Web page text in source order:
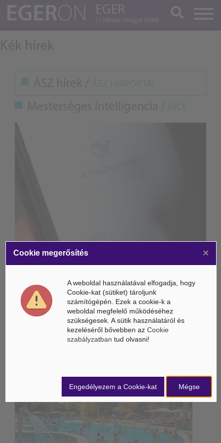
Keresés
Kék hírek
NICE
Összeköltözik a DeepSeek mesterséges intelligenciája és a
Életbe léptek az Európai Unióban a mesterséges intelligencia
új szabályai
Gyorsabbá válhat a fúziós üzemanyag fejlesztése a
mesterséges intelligenciával
Belföldi hírek /BELFÖLD
Cookie megerősítés ×
A weboldal használatával elfogadja, hogy
Cookie-kat (sütiket) tároljunk
számítógépén. Ezek a cookie-k a
weboldal megfelelő működéséhez
szükségesek. A sütik használatáról és
kezeléséről bővebben az Cookie
szabályzatban tud olvasni!
Mégse
Engedélyezem a Cookie-kat